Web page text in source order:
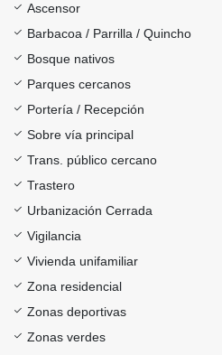
Ascensor
Barbacoa / Parrilla / Quincho
Bosque nativos
Parques cercanos
Portería / Recepción
Sobre vía principal
Trans. público cercano
Trastero
Urbanización Cerrada
Vigilancia
Vivienda unifamiliar
Zona residencial
Zonas deportivas
Zonas verdes